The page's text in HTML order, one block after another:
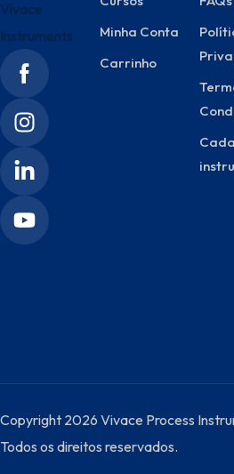
Minha Conta
Carrinho
Copyright 2026 Vivace Process
Todos os direitos reservados.